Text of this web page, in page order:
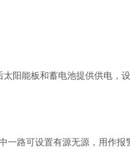
阳能板和蓄电池提供供电，
路可设置有源无源，用作报